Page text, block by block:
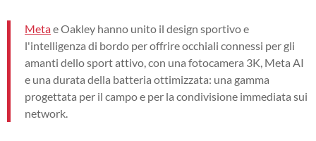
Metae Oakley hanno unito il design sportivo e
l'intelligenza di bordo per offrire occhiali connessi per gli
amanti dello sport attivo, con una fotocamera 3K, Meta AI
e una durata della batteria ottimizzata: una gamma
progettata per il campo e per la condivisione immediata sui
network.